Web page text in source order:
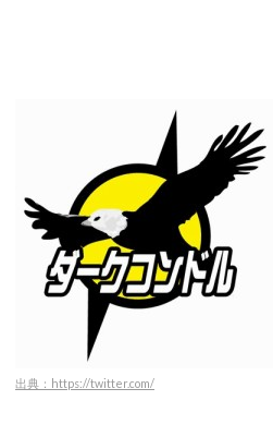
出典：https://twitter.com/